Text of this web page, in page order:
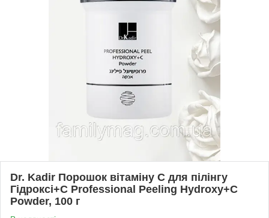
Dr. Kadir Порошок вітаміну C для пілінгу
Гідроксі+С Professional Peeling Hydroxy+C
Powder, 100 г